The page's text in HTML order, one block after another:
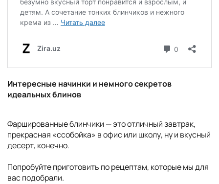
Интересные начинки и немного секретов
идеальных блинов
Фаршированные блинчики — это отличный завтрак,
прекрасная «ссобойка» в офис или школу, ну и вкусный
десерт, конечно.
Попробуйте приготовить по рецептам, которые мы для
вас подобрали.